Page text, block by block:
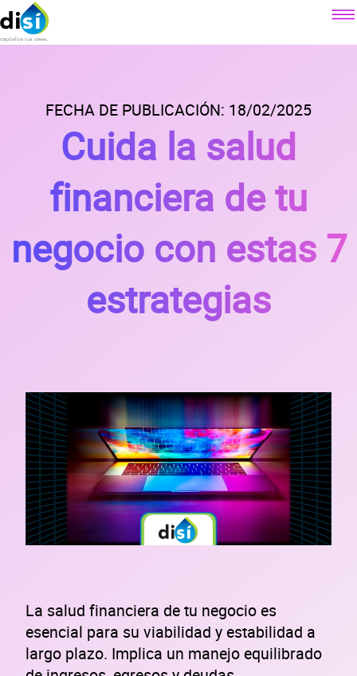
Factoraje electrónico
Crédito simple
Crédito revolvente
Simulador factoraje electrónico
Simulador crédito simple
Simulador crédito revolvente
Sobre DiSí
Nuestra misión
¿Qué es DiSí?
Lo que ofrecemos
Lo que dicen nuestros clientes
Alianzas
Prensa
FECHA DE PUBLICACIÓN: 18/02/2025
Cuida la salud
financiera de tu
negocio con estas 7
estrategias
La salud financiera de tu negocio es
esencial para su viabilidad y estabilidad a
largo plazo. Implica un manejo equilibrado